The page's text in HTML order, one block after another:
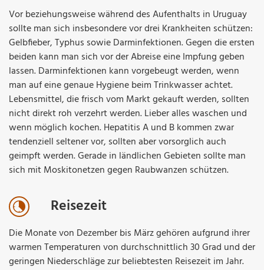
Vor beziehungsweise während des Aufenthalts in Uruguay
sollte man sich insbesondere vor drei Krankheiten schützen:
Gelbfieber, Typhus sowie Darminfektionen. Gegen die ersten
beiden kann man sich vor der Abreise eine Impfung geben
lassen. Darminfektionen kann vorgebeugt werden, wenn
man auf eine genaue Hygiene beim Trinkwasser achtet.
Lebensmittel, die frisch vom Markt gekauft werden, sollten
nicht direkt roh verzehrt werden. Lieber alles waschen und
wenn möglich kochen. Hepatitis A und B kommen zwar
tendenziell seltener vor, sollten aber vorsorglich auch
geimpft werden. Gerade in ländlichen Gebieten sollte man
sich mit Moskitonetzen gegen Raubwanzen schützen.
Reisezeit
Die Monate von Dezember bis März gehören aufgrund ihrer
warmen Temperaturen von durchschnittlich 30 Grad und der
geringen Niederschläge zur beliebtesten Reisezeit im Jahr.